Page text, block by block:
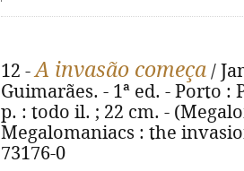
12 -A invasão começa /
Guimarães. - 1ª ed. - Porto :
p. : todo il. ; 22 cm. -
Megalomaniacs : the
73176-0